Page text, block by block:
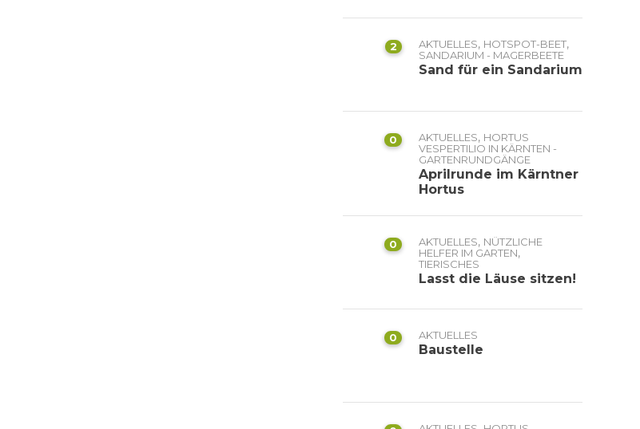
2 AKTUELLES, HOTSPOT-BEET,
SANDARIUM - MAGERBEETE
Sand für ein Sandarium
0 AKTUELLES, HORTUS
VESPERTILIO IN KÄRNTEN -
GARTENRUNDGÄNGE
Aprilrunde im Kärntner
Hortus
0 AKTUELLES, NÜTZLICHE
HELFER IM GARTEN,
TIERISCHES
Lasst die Läuse sitzen!
0 AKTUELLES
Baustelle